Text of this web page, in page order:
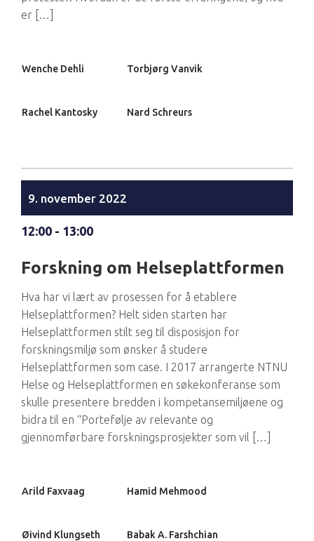
er […]
Wenche Dehli Torbjørg Vanvik
Rachel Kantosky Nard Schreurs
9. november 2022
12:00 - 13:00
Forskning om Helseplattformen
Hva har vi lært av prosessen for å etablere
Helseplattformen? Helt siden starten har
Helseplattformen stilt seg til disposisjon for
forskningsmiljø som ønsker å studere
Helseplattformen som case. I 2017 arrangerte NTNU
Helse og Helseplattformen en søkekonferanse som
skulle presentere bredden i kompetansemiljøene og
bidra til en “Portefølje av relevante og
gjennomførbare forskningsprosjekter som vil […]
Arild Faxvaag Hamid Mehmood
Øivind Klungseth
Babak A. Farshchian